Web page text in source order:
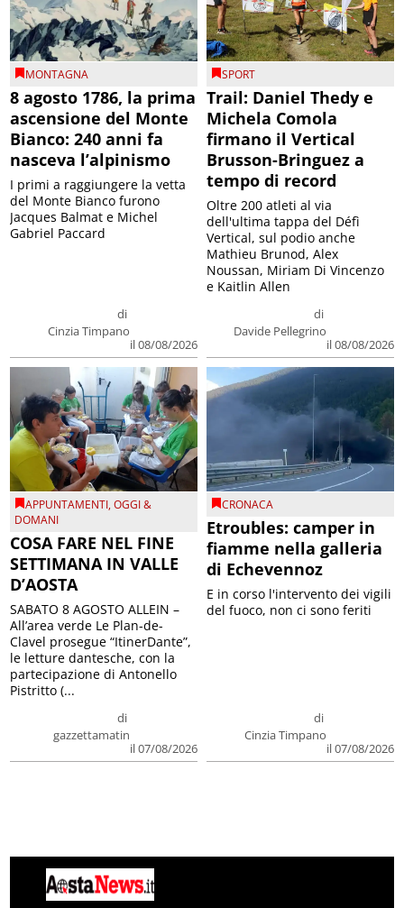
MONTAGNA
8 agosto 1786, la prima
ascensione del Monte
Bianco: 240 anni fa
nasceva l’alpinismo
di
Cinzia Timpano
il 08/08/2026
I primi a raggiungere la vetta
del Monte Bianco furono
Jacques Balmat e Michel
Gabriel Paccard
SPORT
Trail: Daniel Thedy e
Michela Comola
firmano il Vertical
Brusson-Bringuez a
tempo di record
di
Davide Pellegrino
il 08/08/2026
Oltre 200 atleti al via
dell'ultima tappa del Défì
Vertical, sul podio anche
Mathieu Brunod, Alex
Noussan, Miriam Di Vincenzo
e Kaitlin Allen
APPUNTAMENTI,OGGI &
DOMANI
COSA FARE NEL FINE
SETTIMANA IN VALLE
D’AOSTA
di
gazzettamatin
il 07/08/2026
SABATO 8 AGOSTO ALLEIN –
All’area verde Le Plan-de-
Clavel prosegue “ItinerDante”,
le letture dantesche, con la
partecipazione di Antonello
Pistritto (...
CRONACA
Etroubles: camper in
fiamme nella galleria
di Echevennoz
di
Cinzia Timpano
il 07/08/2026
E in corso l'intervento dei vigili
del fuoco, non ci sono feriti